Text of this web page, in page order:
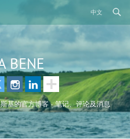
中文
BENE
基的官方博客 - 笔记、评论及消息